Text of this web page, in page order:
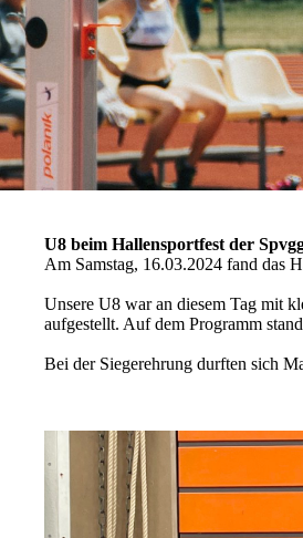
U8 beim Hallensportfest der
Am Samstag, 16.03.2024 fand das
Unsere U8 war an diesem Tag mit
aufgestellt. Auf dem Programm
Bei der Siegerehrung durften sich